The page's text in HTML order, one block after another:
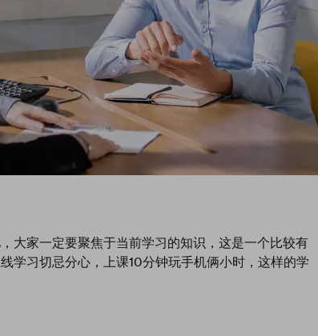
大家一定要聚焦于当前学习的知识，这是一个比较有
学习切忌分心，上课10分钟玩手机俩小时，这样的学